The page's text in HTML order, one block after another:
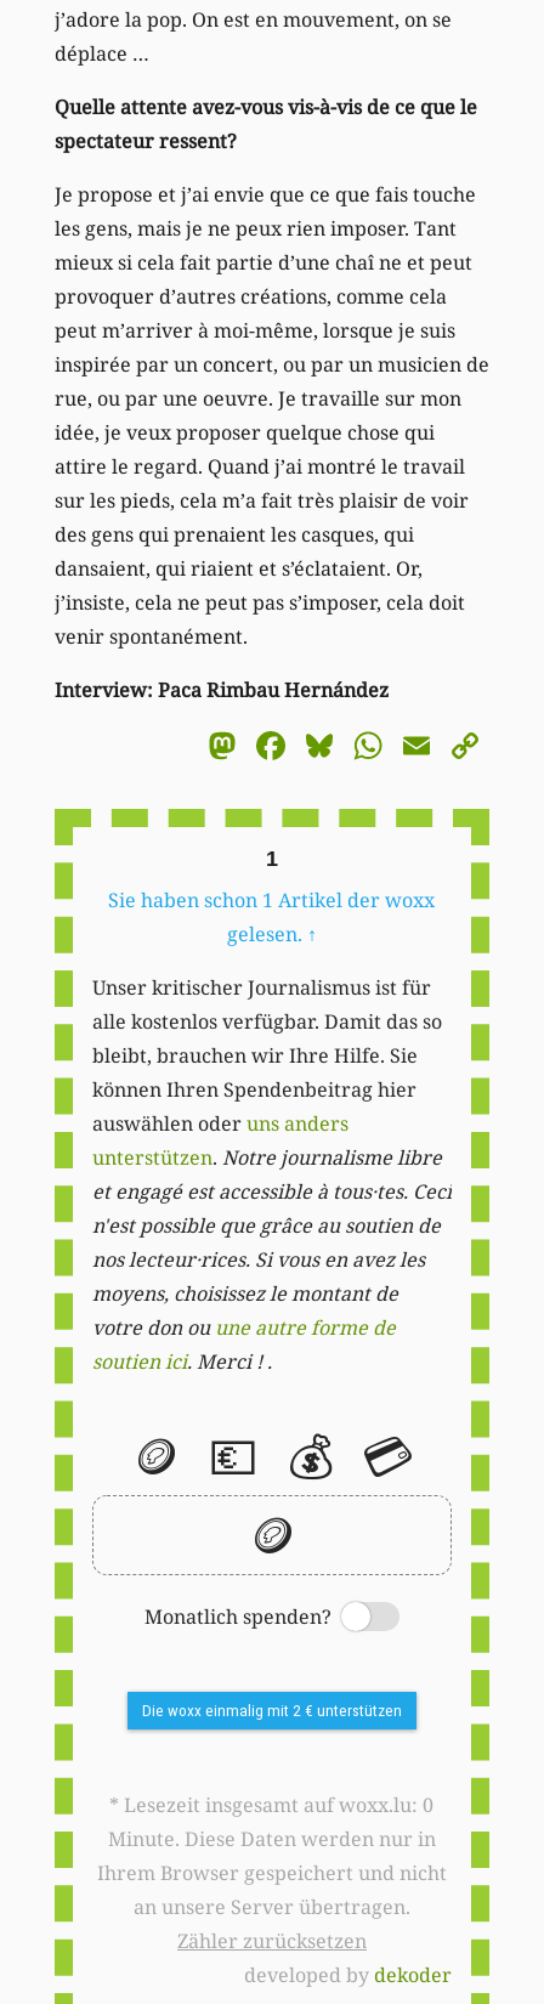
j’adore la pop. On est en mouvement, on se
déplace …
Quelle attente avez-vous vis-à-vis de ce que le
spectateur ressent?
Je propose et j’ai envie que ce que fais touche
les gens, mais je ne peux rien imposer. Tant
mieux si cela fait partie d’une chaî ne et peut
provoquer d’autres créations, comme cela
peut m’arriver à moi-même, lorsque je suis
inspirée par un concert, ou par un musicien de
rue, ou par une oeuvre. Je travaille sur mon
idée, je veux proposer quelque chose qui
attire le regard. Quand j’ai montré le travail
sur les pieds, cela m’a fait très plaisir de voir
des gens qui prenaient les casques, qui
dansaient, qui riaient et s’éclataient. Or,
j’insiste, cela ne peut pas s’imposer, cela doit
venir spontanément.
Interview: Paca Rimbau Hernández
Mastodon
Facebook
BlueskyEmail
1
Sie haben schon 1 Artikel der woxx
gelesen. ↑
Unser kritischer Journalismus ist für
alle kostenlos verfügbar. Damit das so
bleibt, brauchen wir Ihre Hilfe. Sie
können Ihren Spendenbeitrag hier
auswählen oderuns anders
unterstützen. Notre journalisme libre
et engagé est accessible à tous·tes. Ceci
n'est possible que grâce au soutien de
nos lecteur·rices. Si vous en avez les
moyens, choisissez le montant de
votre don ou une autre forme de
soutien ici. Merci ! .
🪙 💶 💰 💳
🪙
Monatlich spenden?
Switch
Die woxx einmalig mit 2 € unterstützen
* Lesezeit insgesamt auf woxx.lu: 0
Minute. Diese Daten werden nur in
Ihrem Browser gespeichert und nicht
an unsere Server übertragen.
Zähler zurücksetzen
developed bydekoder